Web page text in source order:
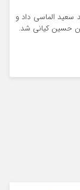
الماسی داد و
حسین کیانی شد.